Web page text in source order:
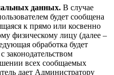
данных. В случае
будет сообщена
к прямо или косвенно
физическому лицу (далее –
обработка будет
законодательством
всех сообщаемых
дает Администратору